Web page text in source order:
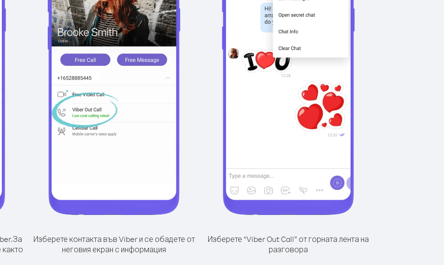
За
както
Изберете контакта във Viber и се обадете от
неговия екран с информация
Изберете “Viber Out Call” от горната лента на
разговора